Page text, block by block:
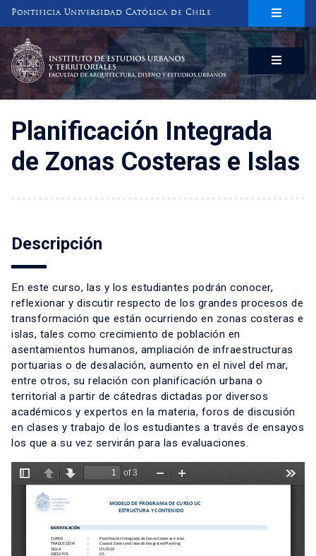
Pontificia Universidad Católica de Chile
INSTITUTO DE ESTUDIOS URBANOS
Y TERRITORIALES
FACULTAD DE ARQUITECTURA, DISEÑO Y ESTUDIOS URBANOS
Planificación Integrada
de Zonas Costeras e Islas
Descripción
En este curso, las y los estudiantes podrán conocer,
reflexionar y discutir respecto de los grandes procesos de
transformación que están ocurriendo en zonas costeras e
islas, tales como crecimiento de población en
asentamientos humanos, ampliación de infraestructuras
portuarias o de desalación, aumento en el nivel del mar,
entre otros, su relación con planificación urbana o
territorial a partir de cátedras dictadas por diversos
académicos y expertos en la materia, foros de discusión
en clases y trabajo de los estudiantes a través de ensayos
los que a su vez servirán para las evaluaciones.